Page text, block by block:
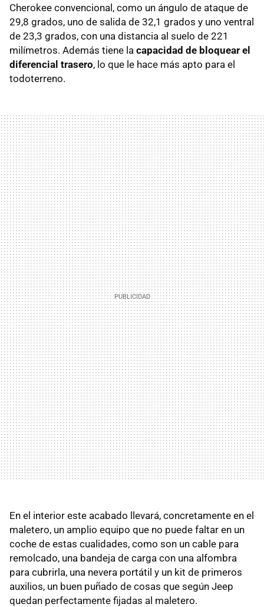
Cherokee convencional, como un ángulo de ataque de
29,8 grados, uno de salida de 32,1 grados y uno ventral
de 23,3 grados, con una distancia al suelo de 221
milímetros. Además tiene la capacidad de bloquear el
diferencial trasero, lo que le hace más apto para el
todoterreno.
En el interior este acabado llevará, concretamente en el
maletero, un amplio equipo que no puede faltar en un
coche de estas cualidades, como son un cable para
remolcado, una bandeja de carga con una alfombra
para cubrirla, una nevera portátil y un kit de primeros
auxilios, un buen puñado de cosas que según Jeep
quedan perfectamente fijadas al maletero.